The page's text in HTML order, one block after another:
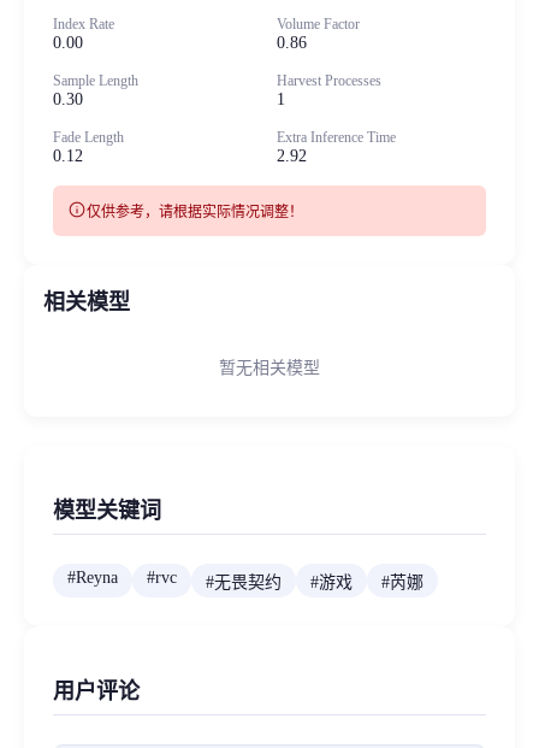
Index Rate
0.00
Volume Factor
0.86
Sample Length
0.30
Harvest Processes
1
Fade Length
0.12
Extra Inference Time
2.92
info仅供参考，请根据实际情况调整！
相关模型
暂无相关模型
模型关键词
#Reyna #rvc #无畏契约 #游戏 #芮娜
用户评论